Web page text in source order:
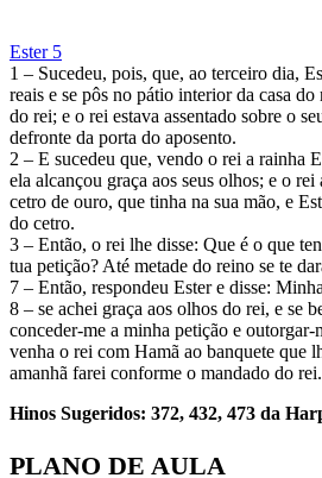
Ester 5
1 – Sucedeu, pois, que, ao terceiro dia,
reais e se pôs no pátio interior da casa
do rei; e o rei estava assentado sobre o
defronte da porta do aposento.
2 – E sucedeu que, vendo o rei a rainha
ela alcançou graça aos seus olhos; e o
cetro de ouro, que tinha na sua mão, e
do cetro.
3 – Então, o rei lhe disse: Que é o que
tua petição? Até metade do reino se te
7 – Então, respondeu Ester e disse:
8 – se achei graça aos olhos do rei, e se
conceder-me a minha petição e outorgar-
venha o rei com Hamã ao banquete que
amanhã farei conforme o mandado do rei.
Hinos Sugeridos: 372, 432, 473 da
PLANO DE AULA